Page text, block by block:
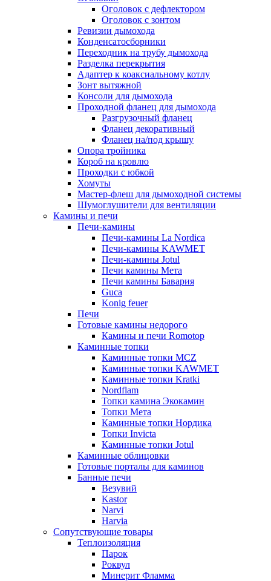
Оголовок с дефлектором
Оголовок с зонтом
Ревизии дымохода
Конденсатосборники
Переходник на трубу дымохода
Разделка перекрытия
Адаптер к коаксиальному котлу
Зонт вытяжной
Консоли для дымохода
Проходной фланец для дымохода
Разгрузочный фланец
Фланец декоративный
Фланец на/под крышу
Опора тройника
Короб на кровлю
Проходки с юбкой
Хомуты
Мастер-флеш для дымоходной системы
Шумоглушители для вентиляции
Камины и печи
Печи-камины
Печи-камины La Nordica
Печи-камины KAWMET
Печи-камины Jotul
Печи камины Мета
Печи камины Бавария
Guca
Konig feuer
Печи
Готовые камины недорого
Камины и печи Romotop
Каминные топки
Каминные топки MCZ
Каминные топки KAWMET
Каминные топки Kratki
Nordflam
Топки камина Экокамин
Топки Мета
Каминные топки Нордика
Топки Invicta
Каминные топки Jotul
Каминные облицовки
Готовые порталы для каминов
Банные печи
Везувий
Kastor
Narvi
Harvia
Сопутствующие товары
Теплоизоляция
Парок
Роквул
Минерит Фламма